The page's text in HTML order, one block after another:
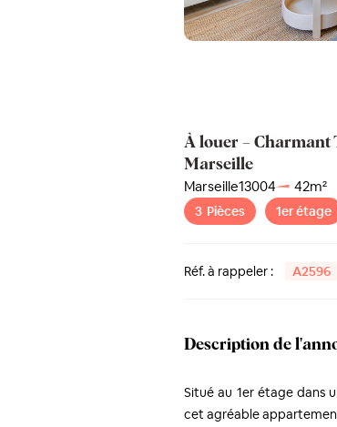
À louer – Charmant
Marseille
Marseille13004 42m²
3 Pièces 1er étage
Réf. à rappeler : A2596
Description de
Situé au 1er étage dans
cet agréable